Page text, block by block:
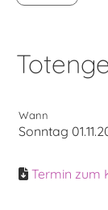
Wann
Sonntag
Termin zum